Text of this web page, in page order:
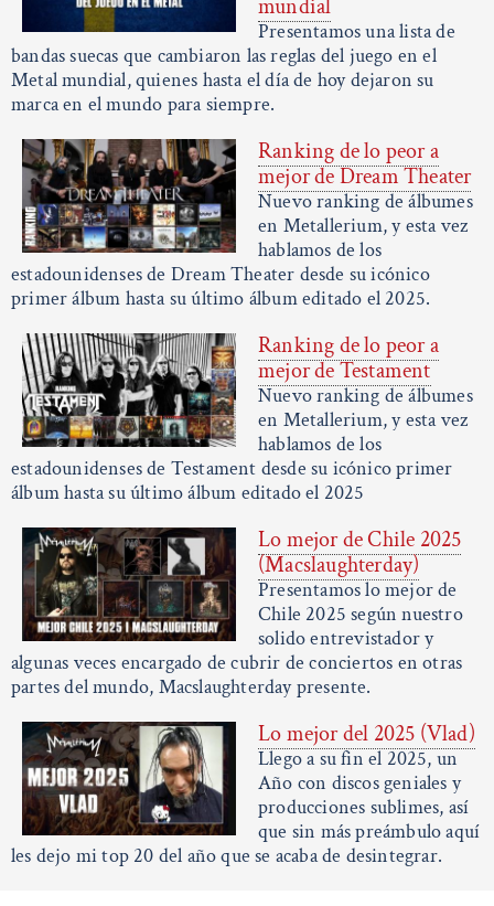
mundial
Presentamos una lista de
bandas suecas que cambiaron las reglas del juego en el
Metal mundial, quienes hasta el día de hoy dejaron su
marca en el mundo para siempre.
Ranking de lo peor a
mejor de Dream Theater
Nuevo ranking de álbumes
en Metallerium, y esta vez
hablamos de los
estadounidenses de Dream Theater desde su icónico
primer álbum hasta su último álbum editado el 2025.
Ranking de lo peor a
mejor de Testament
Nuevo ranking de álbumes
en Metallerium, y esta vez
hablamos de los
estadounidenses de Testament desde su icónico primer
álbum hasta su último álbum editado el 2025
Lo mejor de Chile 2025
(Macslaughterday)
Presentamos lo mejor de
Chile 2025 según nuestro
solido entrevistador y
algunas veces encargado de cubrir de conciertos en otras
partes del mundo, Macslaughterday presente.
Lo mejor del 2025 (Vlad)
Llego a su fin el 2025, un
Año con discos geniales y
producciones sublimes, así
que sin más preámbulo aquí
les dejo mi top 20 del año que se acaba de desintegrar.